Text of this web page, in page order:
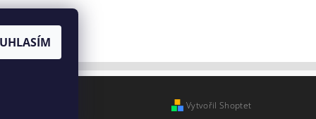
Vytvořil Shoptet